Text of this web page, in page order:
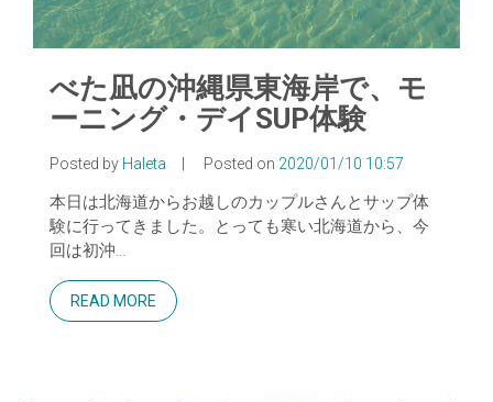
べた凪の沖縄県東海岸で、モ
ーニング・デイSUP体験
Posted by Haleta | Posted on 2020/01/10 10:57
本日は北海道からお越しのカップルさんとサップ体
験に行ってきました。とっても寒い北海道から、今
回は初沖…
READ MORE